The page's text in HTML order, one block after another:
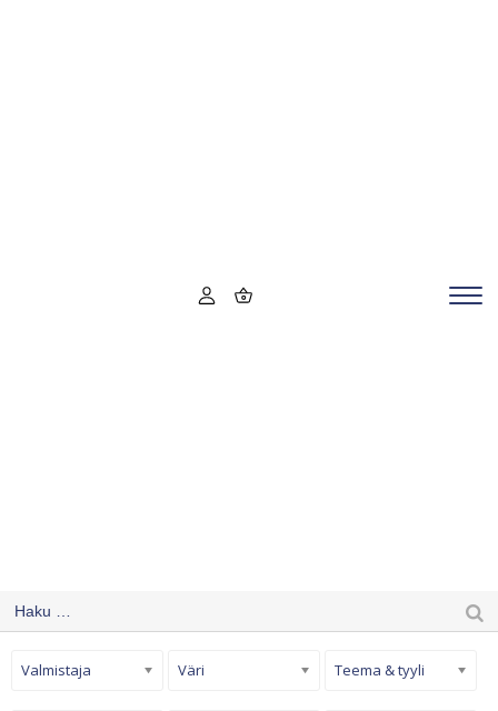
Valmistaja Väri Teema & tyyli